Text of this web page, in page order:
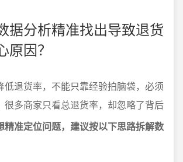
据分析精准找出导致退货
原因？
低退货率，不能只靠经验拍脑袋，必须
很多商家只看总退货率，却忽略了背后
精准定位问题，建议按以下思路拆解数